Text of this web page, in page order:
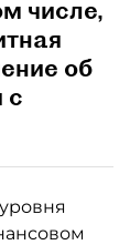
числе,
об
с